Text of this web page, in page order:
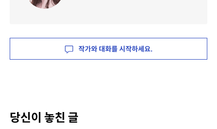
작가와 대화를 시작하세요.
당신이 놓친 글